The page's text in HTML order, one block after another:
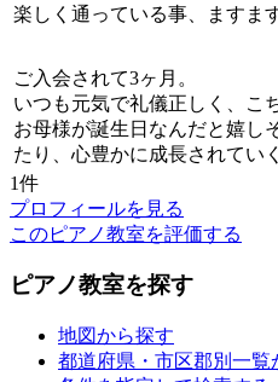
楽しく通っている事、ますま
ご入会されて3ヶ月。
いつも元気で礼儀正しく、こ
お母様が誕生日なんだと嬉し
たり、心豊かに成長されてい
1件
プロフィールを見る
このピアノ教室を評価する
ピアノ教室を探す
地図から探す
都道府県・市区郡別一覧